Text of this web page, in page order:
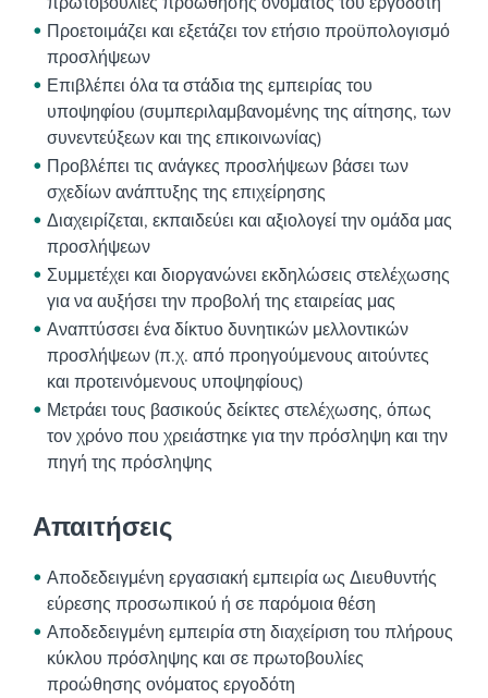
Προετοιμάζει και εξετάζει τον ετήσιο προϋπολογισμό
προσλήψεων
Επιβλέπει όλα τα στάδια της εμπειρίας του
υποψηφίου (συμπεριλαμβανομένης της αίτησης, των
συνεντεύξεων και της επικοινωνίας)
Προβλέπει τις ανάγκες προσλήψεων βάσει των
σχεδίων ανάπτυξης της επιχείρησης
Διαχειρίζεται, εκπαιδεύει και αξιολογεί την ομάδα μας
προσλήψεων
Συμμετέχει και διοργανώνει εκδηλώσεις στελέχωσης
για να αυξήσει την προβολή της εταιρείας μας
Αναπτύσσει ένα δίκτυο δυνητικών μελλοντικών
προσλήψεων (π.χ. από προηγούμενους αιτούντες
και προτεινόμενους υποψηφίους)
Μετράει τους βασικούς δείκτες στελέχωσης, όπως
τον χρόνο που χρειάστηκε για την πρόσληψη και την
πηγή της πρόσληψης
Απαιτήσεις
Αποδεδειγμένη εργασιακή εμπειρία ως Διευθυντής
εύρεσης προσωπικού ή σε παρόμοια θέση
Αποδεδειγμένη εμπειρία στη διαχείριση του πλήρους
κύκλου πρόσληψης και σε πρωτοβουλίες
προώθησης ονόματος εργοδότη